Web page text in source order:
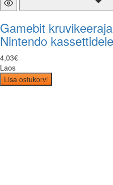
Gamebit
Nintendo kassettidele
4,03€
Laos
Lisa ostukorvi